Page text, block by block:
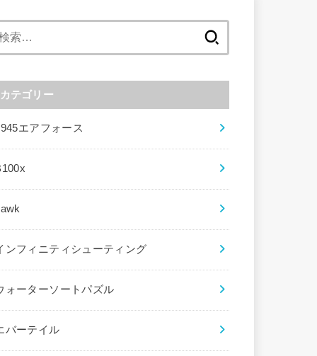
カテゴリー
エアフォース
ンフィニティシューティング
ォーターソートパズル
バーテイル